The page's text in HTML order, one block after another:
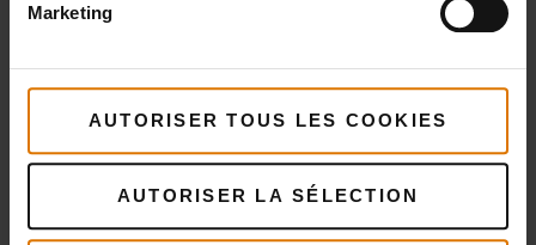
Marketing
AUTORISER TOUS LES COOKIES
AUTORISER LA SÉLECTION